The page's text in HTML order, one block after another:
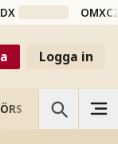
Logga in
VETENSKAP